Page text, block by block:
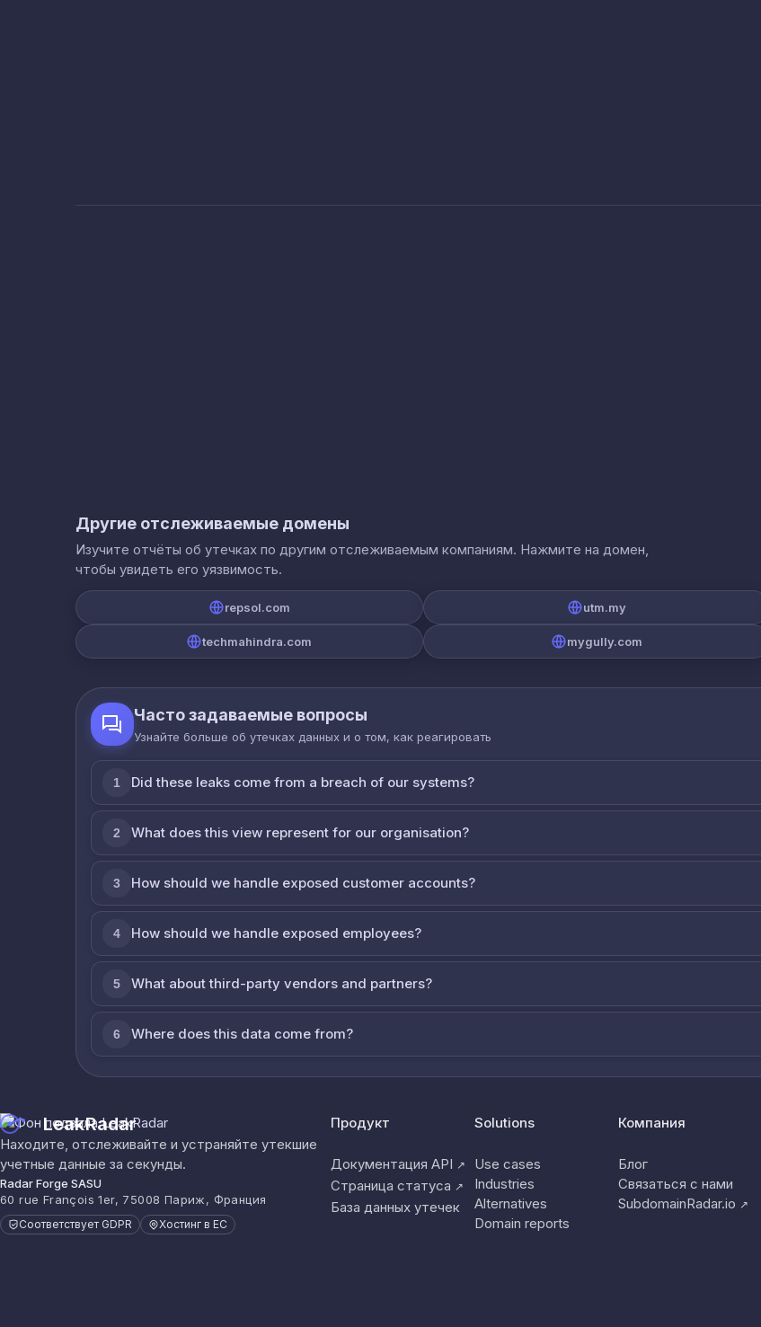
Другие отслеживаемые домены
Изучите отчёты об утечках по другим отслеживаемым компаниям. Нажмите на домен,
чтобы увидеть его уязвимость.
repsol.com utm.my
techmahindra.com mygully.com
Часто задаваемые вопросы
Узнайте больше об утечках данных и о том, как реагировать
1 Did these leaks come from a breach of our systems?
2 What does this view represent for our organisation?
3 How should we handle exposed customer accounts?
4 How should we handle exposed employees?
5 What about third-party vendors and partners?
6 Where does this data come from?
LeakRadar
Находите, отслеживайте и устраняйте утекшие
учетные данные за секунды.
Radar Forge SASU
60 rue François 1er, 75008 Париж, Франция
Соответствует GDPR Хостинг в ЕС
Продукт
Документация API ↗
Страница статуса ↗
База данных утечек
Solutions
Use cases
Industries
Alternatives
Domain reports
Компания
Блог
Связаться с нами
SubdomainRadar.io ↗